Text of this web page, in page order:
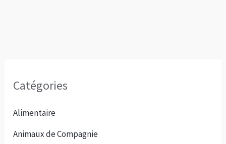
Catégories
Alimentaire
Animaux de Compagnie